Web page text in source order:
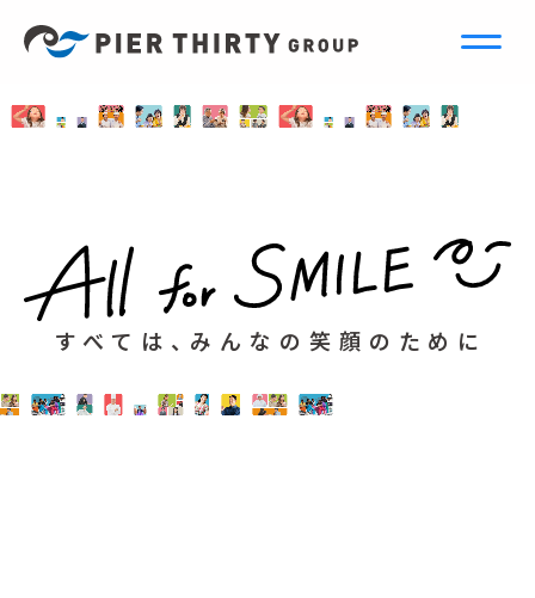
すべては、みんなの笑顔のために